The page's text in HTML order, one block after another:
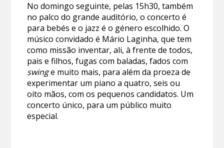
No domingo seguinte, pelas 15h30, também
no palco do grande auditório, o concerto é
para bebés e o jazz é o género escolhido. O
músico convidado é Mário Laginha, que tem
como missão inventar, ali, à frente de todos,
pais e filhos, fugas com baladas, fados com
swinge muito mais, para além da proeza de
experimentar um piano a quatro, seis ou
oito mãos, com os pequenos candidatos. Um
concerto único, para um público muito
especial.